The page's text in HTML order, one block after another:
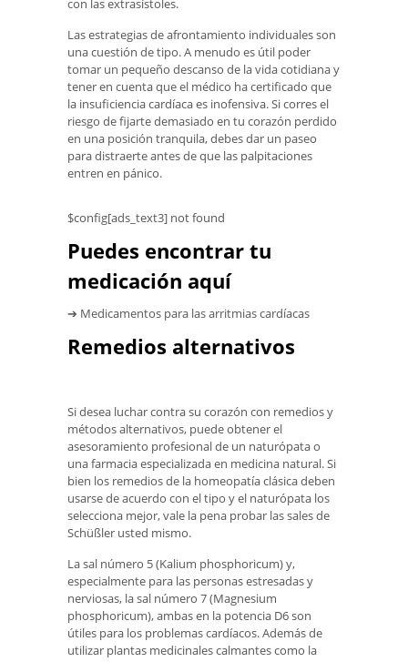
con las extrasístoles.
Las estrategias de afrontamiento individuales son
una cuestión de tipo. A menudo es útil poder
tomar un pequeño descanso de la vida cotidiana y
tener en cuenta que el médico ha certificado que
la insuficiencia cardíaca es inofensiva. Si corres el
riesgo de fijarte demasiado en tu corazón perdido
en una posición tranquila, debes dar un paseo
para distraerte antes de que las palpitaciones
entren en pánico.
$config[ads_text3] not found
Puedes encontrar tu
medicación aquí
➔ Medicamentos para las arritmias cardíacas
Remedios alternativos
Si desea luchar contra su corazón con remedios y
métodos alternativos, puede obtener el
asesoramiento profesional de un naturópata o
una farmacia especializada en medicina natural. Si
bien los remedios de la homeopatía clásica deben
usarse de acuerdo con el tipo y el naturópata los
selecciona mejor, vale la pena probar las sales de
Schüßler usted mismo.
La sal número 5 (Kalium phosphoricum) y,
especialmente para las personas estresadas y
nerviosas, la sal número 7 (Magnesium
phosphoricum), ambas en la potencia D6 son
útiles para los problemas cardíacos. Además de
utilizar plantas medicinales calmantes como la